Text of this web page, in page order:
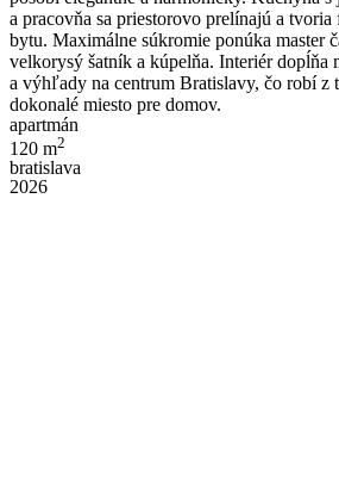
a pracovňa sa priestorovo prelínajú a
bytu. Maximálne súkromie ponúka master
velkorysý šatník a kúpelňa. Interiér dopĺňa
a výhľady na centrum Bratislavy, čo robí z
dokonalé miesto pre domov.
apartmán
120 m2
bratislava
2026